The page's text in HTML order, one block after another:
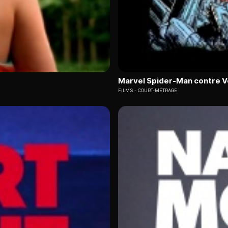
Marvel Spider-Man contre
FILMS COURT-MÉTRAGE